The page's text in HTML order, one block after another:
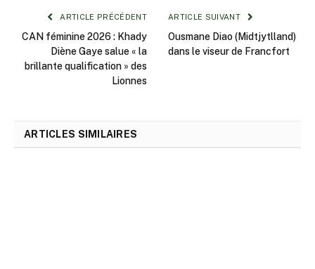
ARTICLE PRÉCÉDENT
CAN féminine 2026 : Khady
Diène Gaye salue « la
brillante qualification » des
Lionnes
ARTICLE SUIVANT
Ousmane Diao (Midtjytlland)
dans le viseur de Francfort
ARTICLES SIMILAIRES